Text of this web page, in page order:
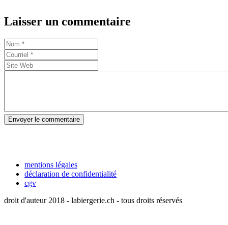
Laisser un commentaire
Envoyer le commentaire
mentions légales
déclaration de confidentialité
cgv
droit d'auteur 2018 - labiergerie.ch - tous droits réservés